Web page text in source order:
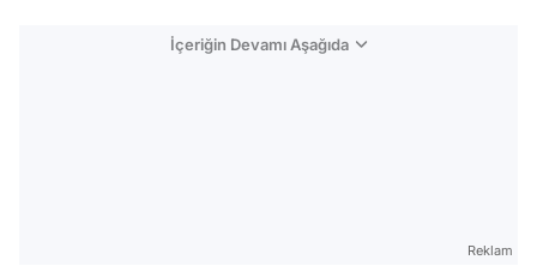
İçeriğin Devamı Aşağıda
Reklam